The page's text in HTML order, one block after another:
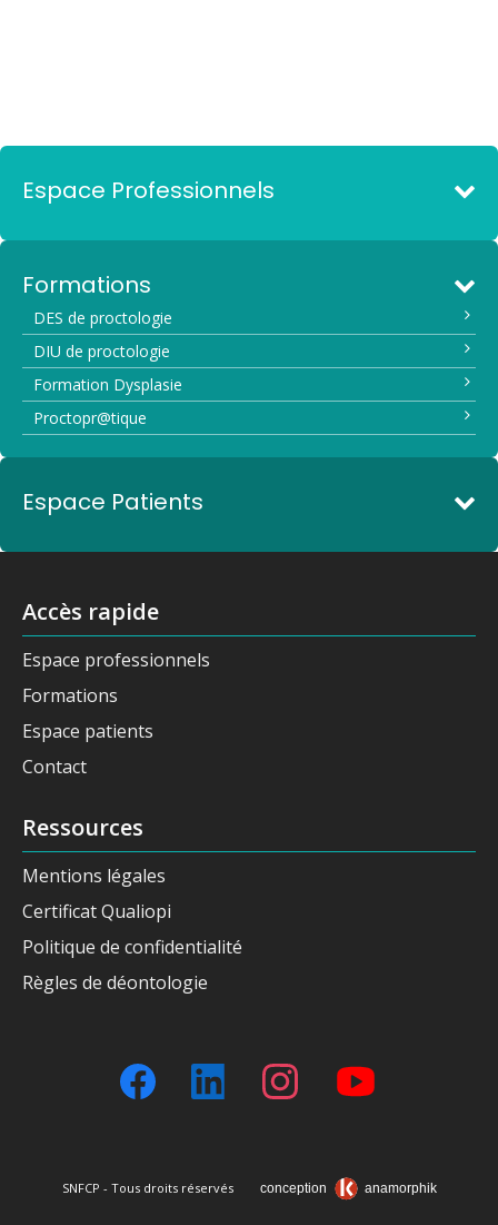
Espace Professionnels
Formations
DES de proctologie
DIU de proctologie
Formation Dysplasie
Proctopr@tique
Espace Patients
Accès rapide
Espace professionnels
Formations
Espace patients
Contact
Ressources
Mentions légales
Certificat Qualiopi
Politique de confidentialité
Règles de déontologie
SNFCP - Tous droits réservés